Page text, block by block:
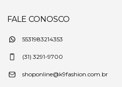
FALE CONOSCO
5531983214353
(31) 3291-9700
shoponline@k9fashion.com.br